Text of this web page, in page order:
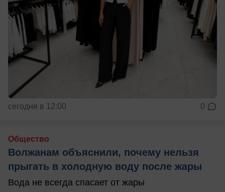
сегодня в 12:00 0
Общество
Волжанам объяснили, почему нельзя
прыгать в холодную воду после жары
Вода не всегда спасает от жары